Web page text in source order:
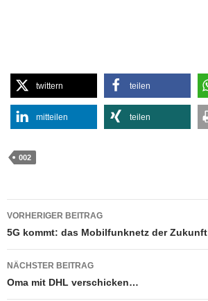
twittern teilen
mitteilen teilen
002
Beitragsnavigation
VORHERIGER BEITRAG
5G kommt: das Mobilfunknetz der Zukunft
NÄCHSTER BEITRAG
Oma mit DHL verschicken…